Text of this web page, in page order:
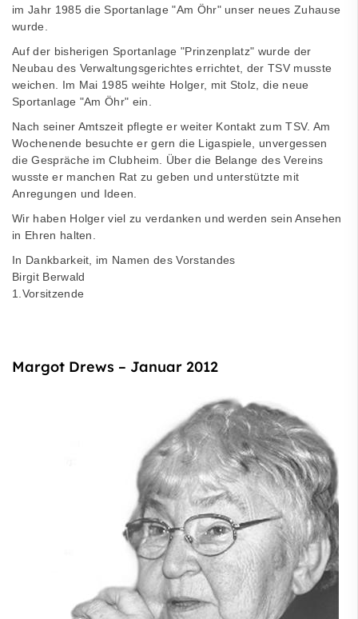
im Jahr 1985 die Sportanlage "Am Öhr" unser neues Zuhause
wurde.
Auf der bisherigen Sportanlage "Prinzenplatz" wurde der
Neubau des Verwaltungsgerichtes errichtet, der TSV musste
weichen. Im Mai 1985 weihte Holger, mit Stolz, die neue
Sportanlage "Am Öhr" ein.
Nach seiner Amtszeit pflegte er weiter Kontakt zum TSV. Am
Wochenende besuchte er gern die Ligaspiele, unvergessen
die Gespräche im Clubheim. Über die Belange des Vereins
wusste er manchen Rat zu geben und unterstützte mit
Anregungen und Ideen.
Wir haben Holger viel zu verdanken und werden sein Ansehen
in Ehren halten.
In Dankbarkeit, im Namen des Vorstandes
Birgit Berwald
1.Vorsitzende
Margot Drews – Januar 2012